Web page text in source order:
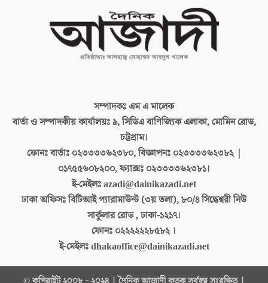
সম্পাদকঃএম এ মালেক
বার্তা ও সম্পাদকীয় কার্যালয়ঃ৯, সিডিএ বাণিজ্যিক এলাকা, মোমিন রোড,
চট্টগ্রাম।
ফোনঃ বার্তাঃ ০২৩৩৩৩৬২৩৮০, বিজ্ঞাপনঃ ০২৩৩৩৩৬২৩৮২ |
০১৭৫৫৬০৮২০০, ফ্যাক্সঃ ০২৩৩৩৩৬২৩৮১।
ই-মেইলঃazadi@dainikazadi.net
ঢাকা অফিসঃবিটিআই প্যারামাউন্ট (৩য় তলা), ৮০/৪ সিদ্ধেশ্বরী নিউ
সার্কুলার রোড , ঢাকা-১২১৭।
ফোনঃ ০২২২২২২৮৫৮২ ।
ই-মেইলঃdhakaoffice@dainikazadi.net